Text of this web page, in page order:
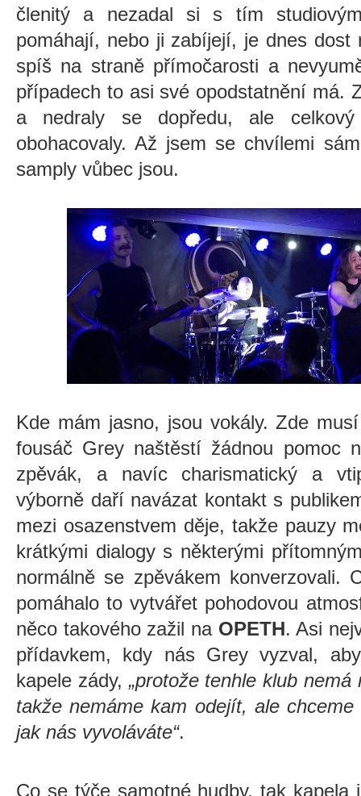
členitý a nezadal si s tím
pomáhají, nebo ji zabíjejí, je dnes
spíš na straně přímočarosti a
případech to asi své opodstatnění má.
a nedraly se dopředu, ale
obohacovaly. Až jsem se chvílemi
samply vůbec jsou.
Kde mám jasno, jsou vokály. Zde
fousáč Grey naštěstí žádnou pomoc
zpěvák, a navíc charismatický a
výborně daří navázat kontakt s
mezi osazenstvem děje, takže pauzy
krátkými dialogy s některými
normálně se zpěvákem konverzovali.
pomáhalo to vytvářet pohodovou
něco takového zažil naOPETH. Asi
přídavkem, kdy nás Grey vyzval,
kapele zády, „protože tenhle klub
takže nemáme kam odejít, ale
jak nás vyvoláváte“.
Co se týče samotné hudby, tak